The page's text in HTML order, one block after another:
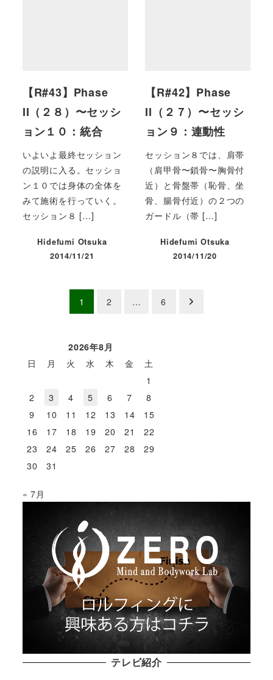
【R#43】Phase
II（２８）〜セッシ
ョン１０：統合
いよいよ最終セッション
の説明に入る。セッショ
ン１０では身体の全体を
みて施術を行っていく。
セッション８ […]
Hidefumi Otsuka
投稿日
2014/11/21
【R#42】Phase
II（２７）〜セッシ
ョン９：連動性
セッション８では、肩帯
（肩甲骨〜鎖骨〜胸骨付
近）と骨盤帯（恥骨、坐
骨、腸骨付近）の２つの
ガードル（帯 […]
Hidefumi Otsuka
投稿日
2014/11/20
ー
ジ
送
り
1 2 … 6
2026年8月
日
月 火 水 木 金
土
1
2
3 4 5 6 7
8
9
10 11 12 13 14
15
16
17 18 19 20 21
22
23
24 25 26 27 28
29
30
31
« 7月
テレビ紹介